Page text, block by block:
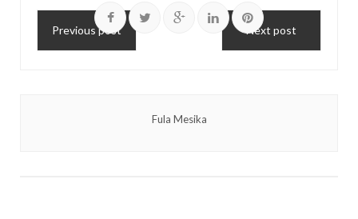
Previous post Next post
Fula Mesika